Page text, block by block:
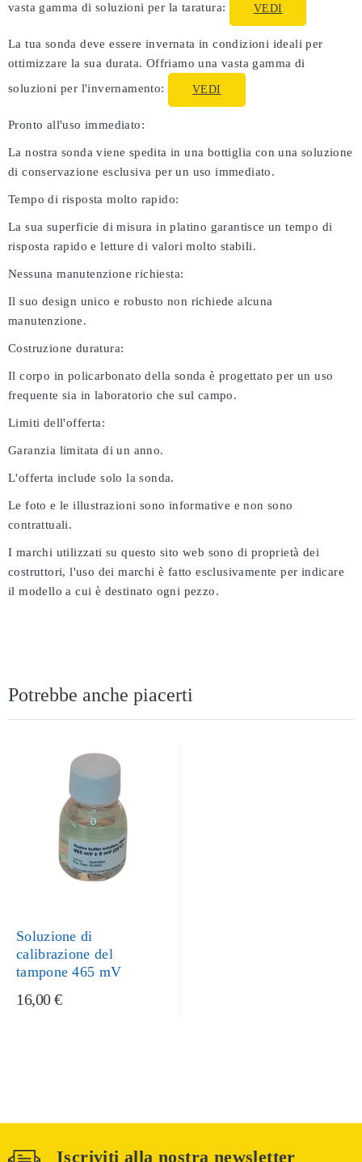
vasta gamma di soluzioni per la taratura:
VEDI
La tua sonda deve essere invernata in condizioni ideali per
ottimizzare la sua durata. Offriamo una vasta gamma di
soluzioni per l'invernamento:
VEDI
Pronto all'uso immediato:
La nostra sonda viene spedita in una bottiglia con una soluzione
di conservazione esclusiva per un uso immediato.
Tempo di risposta molto rapido:
La sua superficie di misura in platino garantisce un tempo di
risposta rapido e letture di valori molto stabili.
Nessuna manutenzione richiesta:
Il suo design unico e robusto non richiede alcuna
manutenzione.
Costruzione duratura:
Il corpo in policarbonato della sonda è progettato per un uso
frequente sia in laboratorio che sul campo.
Limiti dell'offerta:
Garanzia limitata di un anno.
L'offerta include solo la sonda.
Le foto e le illustrazioni sono informative e non sono
contrattuali.
I marchi utilizzati su questo sito web sono di proprietà dei
costruttori, l'uso dei marchi è fatto esclusivamente per indicare
il modello a cui è destinato ogni pezzo.
Potrebbe anche piacerti
Soluzione di
calibrazione del
tampone 465 mV
16,00 €
Iscriviti alla nostra newsletter